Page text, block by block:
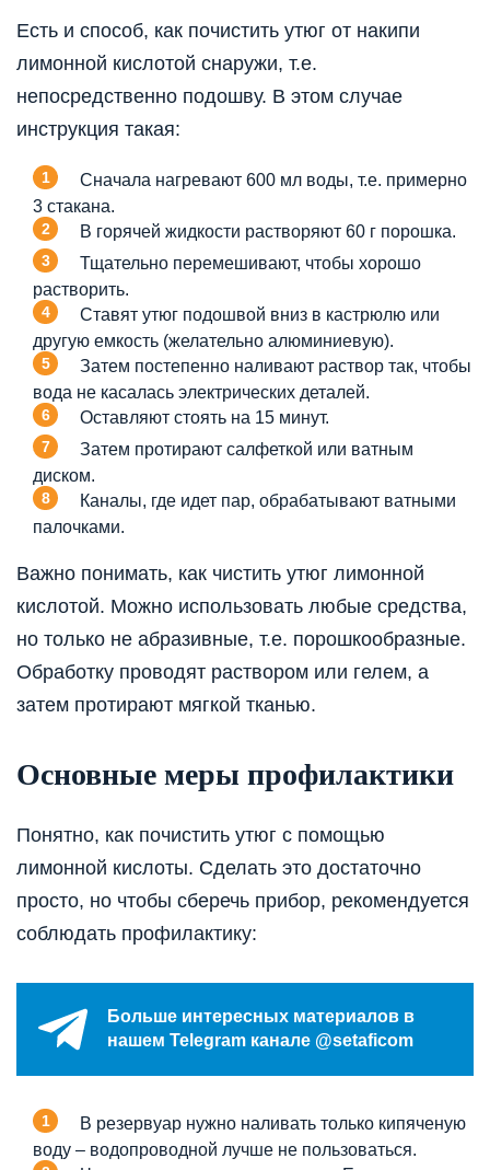
Есть и способ, как почистить утюг от накипи
лимонной кислотой снаружи, т.е.
непосредственно подошву. В этом случае
инструкция такая:
Сначала нагревают 600 мл воды, т.е. примерно
3 стакана.
В горячей жидкости растворяют 60 г порошка.
Тщательно перемешивают, чтобы хорошо
растворить.
Ставят утюг подошвой вниз в кастрюлю или
другую емкость (желательно алюминиевую).
Затем постепенно наливают раствор так, чтобы
вода не касалась электрических деталей.
Оставляют стоять на 15 минут.
Затем протирают салфеткой или ватным
диском.
Каналы, где идет пар, обрабатывают ватными
палочками.
Важно понимать, как чистить утюг лимонной
кислотой. Можно использовать любые средства,
но только не абразивные, т.е. порошкообразные.
Обработку проводят раствором или гелем, а
затем протирают мягкой тканью.
Основные меры профилактики
Понятно, как почистить утюг с помощью
лимонной кислоты. Сделать это достаточно
просто, но чтобы сберечь прибор, рекомендуется
соблюдать профилактику:
Больше интересных материалов в
нашем Telegram канале @setaficom
В резервуар нужно наливать только кипяченую
воду – водопроводной лучше не пользоваться.